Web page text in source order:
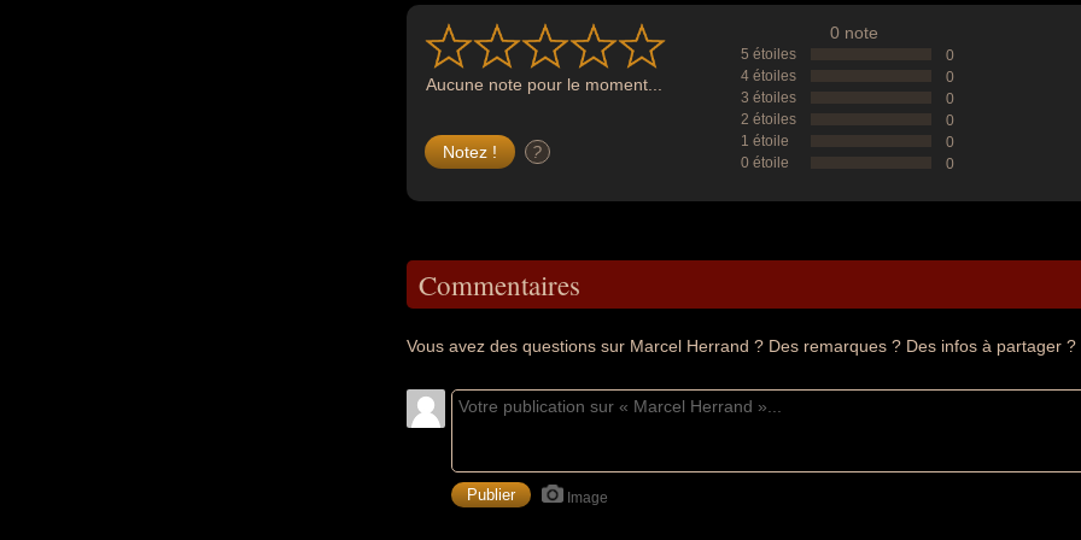
Aucune note pour le moment...
?
0 note
5 étoiles
0
4 étoiles
0
3 étoiles
0
2 étoiles
0
1 étoile
0
0 étoile
0
Commentaires
Vous avez des questions sur Marcel Herrand ? Des remarques ? Des infos à partager ?
Image